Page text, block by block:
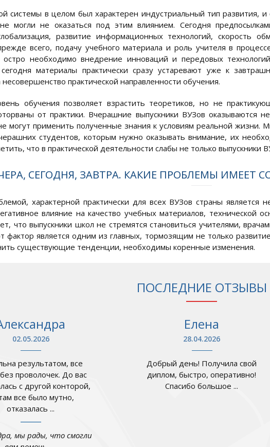
системы в целом был характерен индустриальный тип развития,
могли не оказаться под этим влиянием. Сегодня
развитие информационных технологий, скорость
всего, подачу учебного материала и роль учителя в
остро необходимо внедрение инноваций и передовых
сегодня материалы практически сразу устаревают уже к
практической направленности обучения.
обучения позволяет взрастить теоретиков, но не
от практики. Вчерашние выпускники ВУЗов оказываются
могут применить полученные знания к условиям реальной жизни.
студентов, которым нужно оказывать внимание, их
что в практической деятельности слабы не только выпускники
СЕГОДНЯ, ЗАВТРА. КАКИЕ ПРОБЛЕМЫ ИМЕЕТ
характерной практически для всех ВУЗов страны является
влияние на качество учебных материалов, технической
что выпускники школ не стремятся становиться учителями,
фактор является одним из главных, тормозящим не только
существующие тенденции, необходимы коренные изменения.
ПОСЛЕДНИЕ ОТЗЫВЫ
02.05.2026
результатом, все
проволочек. До вас
с другой конторой,
все было мутно,
отказалась ...
мы рады, что смогли
Елена
28.04.2026
Добрый день! Получила свой
диплом, быстро, оперативно!
Спасибо большое ...